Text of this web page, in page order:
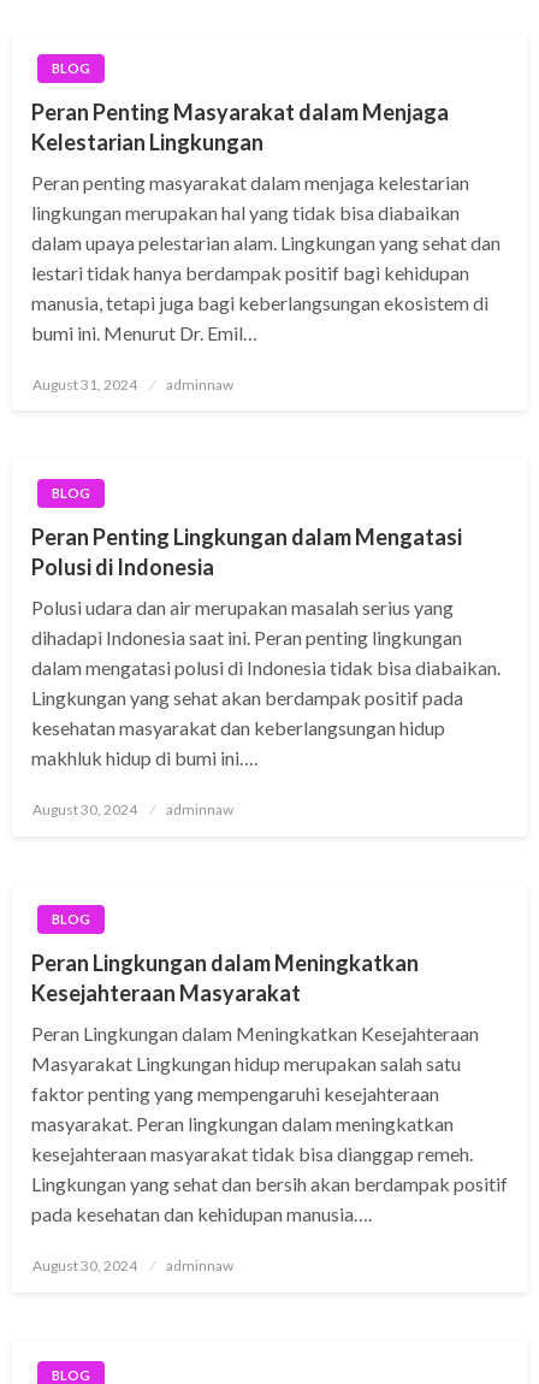
BLOG
Peran Penting Masyarakat dalam Menjaga
Kelestarian Lingkungan
Peran penting masyarakat dalam menjaga kelestarian
lingkungan merupakan hal yang tidak bisa diabaikan
dalam upaya pelestarian alam. Lingkungan yang sehat dan
lestari tidak hanya berdampak positif bagi kehidupan
manusia, tetapi juga bagi keberlangsungan ekosistem di
bumi ini. Menurut Dr. Emil…
Posted
August 31, 2024 adminnaw
BLOG
Peran Penting Lingkungan dalam Mengatasi
Polusi di Indonesia
Polusi udara dan air merupakan masalah serius yang
dihadapi Indonesia saat ini. Peran penting lingkungan
dalam mengatasi polusi di Indonesia tidak bisa diabaikan.
Lingkungan yang sehat akan berdampak positif pada
kesehatan masyarakat dan keberlangsungan hidup
makhluk hidup di bumi ini….
Posted
August 30, 2024 adminnaw
BLOG
Peran Lingkungan dalam Meningkatkan
Kesejahteraan Masyarakat
Peran Lingkungan dalam Meningkatkan Kesejahteraan
Masyarakat Lingkungan hidup merupakan salah satu
faktor penting yang mempengaruhi kesejahteraan
masyarakat. Peran lingkungan dalam meningkatkan
kesejahteraan masyarakat tidak bisa dianggap remeh.
Lingkungan yang sehat dan bersih akan berdampak positif
pada kesehatan dan kehidupan manusia….
Posted
August 30, 2024 adminnaw
BLOG